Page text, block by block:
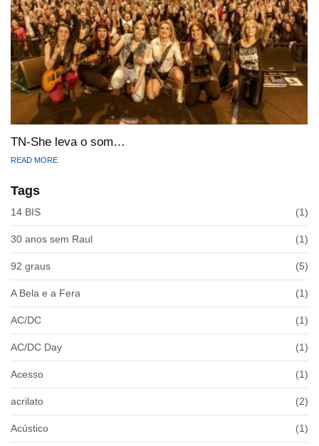
TN-She leva o som…
READ MORE
Tags
14 BIS (1)
30 anos sem Raul (1)
92 graus (5)
A Bela e a Fera (1)
AC/DC (1)
AC/DC Day (1)
Acesso (1)
acrilato (2)
Acústico (1)